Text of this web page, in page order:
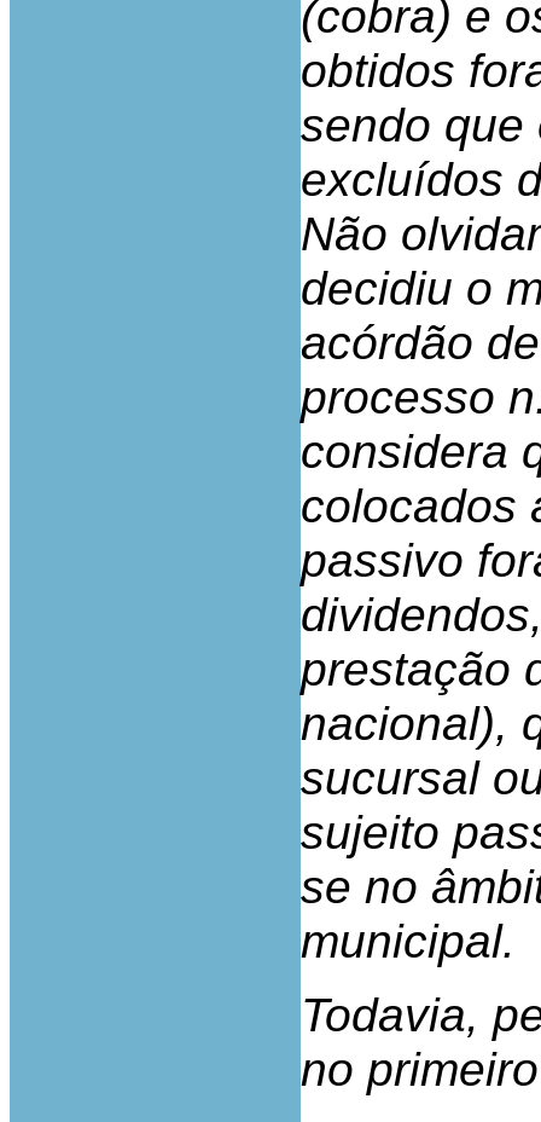
(cobra) e
obtidos
sendo que
excluídos
Não
decidiu o
acórdão
processo
considera
colocados
passivo
prestação
nacional),
sucursal
sujeito
se no
municipal.
Todavia,
no